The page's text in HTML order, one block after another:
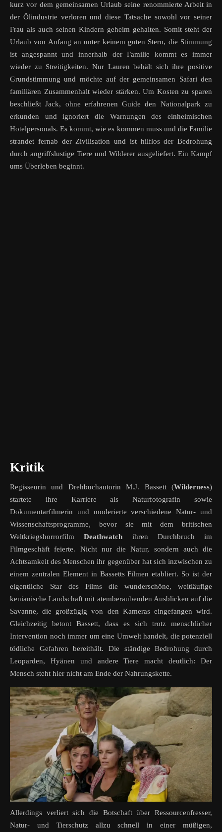
kurz vor dem gemeinsamen Urlaub seine renommierte Arbeit in
der Ölindustrie verloren und diese Tatsache sowohl vor seiner
Frau als auch seinen Kindern geheim gehalten. Somit steht der
Urlaub von Anfang an unter keinem guten Stern, die Stimmung
ist angespannt und innerhalb der Familie kommt es immer
wieder zu Streitigkeiten. Nur Lauren behält sich ihre positive
Grundstimmung und möchte auf der gemeinsamen Safari den
familiären Zusammenhalt wieder stärken. Um Kosten zu sparen
beschließt Jack, ohne erfahrenen Guide den Nationalpark zu
erkunden und ignoriert die Warnungen des einheimischen
Hotelpersonals. Es kommt, wie es kommen muss und die Familie
strandet fernab der Zivilisation und ist hilflos der Bedrohung
durch angriffslustige Tiere und Wilderer ausgeliefert. Ein Kampf
ums Überleben beginnt.
Kritik
Regisseurin und Drehbuchautorin M.J. Bassett (Wilderness)
startete ihre Karriere als Naturfotografin sowie
Dokumentarfilmerin und moderierte verschiedene Natur- und
Wissenschaftsprogramme, bevor sie mit dem britischen
WeltkriegshorrorfilmDeathwatch ihren Durchbruch im
Filmgeschäft feierte. Nicht nur die Natur, sondern auch die
Achtsamkeit des Menschen ihr gegenüber hat sich inzwischen zu
einem zentralen Element in Bassetts Filmen etabliert. So ist der
eigentliche Star des Films die wunderschöne, weitläufige
kenianische Landschaft mit atemberaubenden Ausblicken auf die
Savanne, die großzügig von den Kameras eingefangen wird.
Gleichzeitig betont Bassett, dass es sich trotz menschlicher
Intervention noch immer um eine Umwelt handelt, die potenziell
tödliche Gefahren bereithält. Die ständige Bedrohung durch
Leoparden, Hyänen und andere Tiere macht deutlich: Der
Mensch steht hier nicht am Ende der Nahrungskette.
Allerdings verliert sich die Botschaft über Ressourcenfresser,
Natur- und Tierschutz allzu schnell in einer müßigen,